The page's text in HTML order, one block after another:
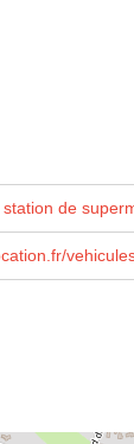
de